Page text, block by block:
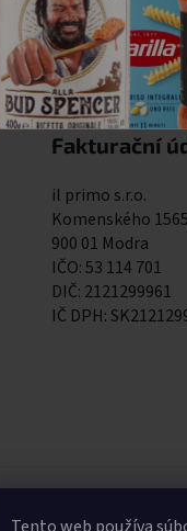
Fakturační
il primo s.r.o.
Komenského
900 01 Modra
IČO: 53 114 701
DIČ: 2121299961
IČ DPH: